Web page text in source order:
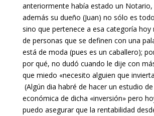
anteriormente había estado un Notario,
además su dueño (Juan) no sólo es
sino que pertenece a esa categoría hoy
de personas que se definen con una
está de moda (pues es un caballero);
por qué, no dudó cuando le dije con
que miedo «necesito alguien que
(Algún dia habré de hacer un estudio
económica de dicha «inversión» pero
puedo asegurar que la rentabilidad